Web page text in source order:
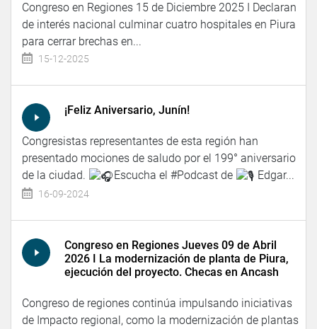
Congreso en Regiones 15 de Diciembre 2025 I Declaran
de interés nacional culminar cuatro hospitales en Piura
para cerrar brechas en...
15-12-2025
¡Feliz Aniversario, Junín!
Congresistas representantes de esta región han
presentado mociones de saludo por el 199° aniversario
de la ciudad.
Escucha el #Podcast de Edgar...
16-09-2024
Congreso en Regiones Jueves 09 de Abril
2026 I La modernización de planta de Piura,
ejecución del proyecto. Checas en Ancash
Congreso de regiones continúa impulsando iniciativas
de Impacto regional, como la modernización de plantas